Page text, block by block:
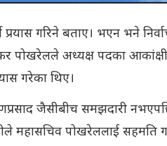
गरिने बताए। भएन भने
अध्यक्ष पदका आकांक्षी
गरेका थिए।
जैसीबीच समझदारी नभएपछि
महासचिव पोखरेललाई सहमति